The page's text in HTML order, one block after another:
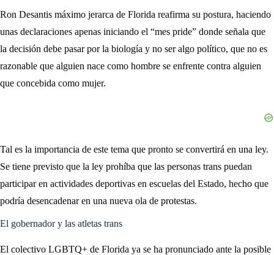
Ron Desantis máximo jerarca de Florida reafirma su postura, haciendo
unas declaraciones apenas iniciando el “mes pride” donde señala que
la decisión debe pasar por la biología y no ser algo político, que no es
razonable que alguien nace como hombre se enfrente contra alguien
que concebida como mujer.
Tal es la importancia de este tema que pronto se convertirá en una ley.
Se tiene previsto que la ley prohíba que las personas trans puedan
participar en actividades deportivas en escuelas del Estado, hecho que
podría desencadenar en una nueva ola de protestas.
El gobernador y las atletas trans
El colectivo LGBTQ+ de Florida ya se ha pronunciado ante la posible